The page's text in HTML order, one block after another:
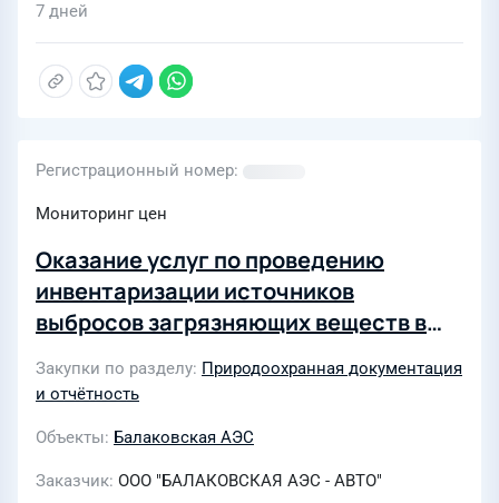
7 дней
Регистрационный номер
Мониторинг цен
Оказание услуг по проведению
инвентаризации источников
выбросов загрязняющих веществ в
Закупки по разделу Природоохранная документация
и отчётность
Объекты Балаковская АЭС
Заказчик ООО "БАЛАКОВСКАЯ АЭС - АВТО"